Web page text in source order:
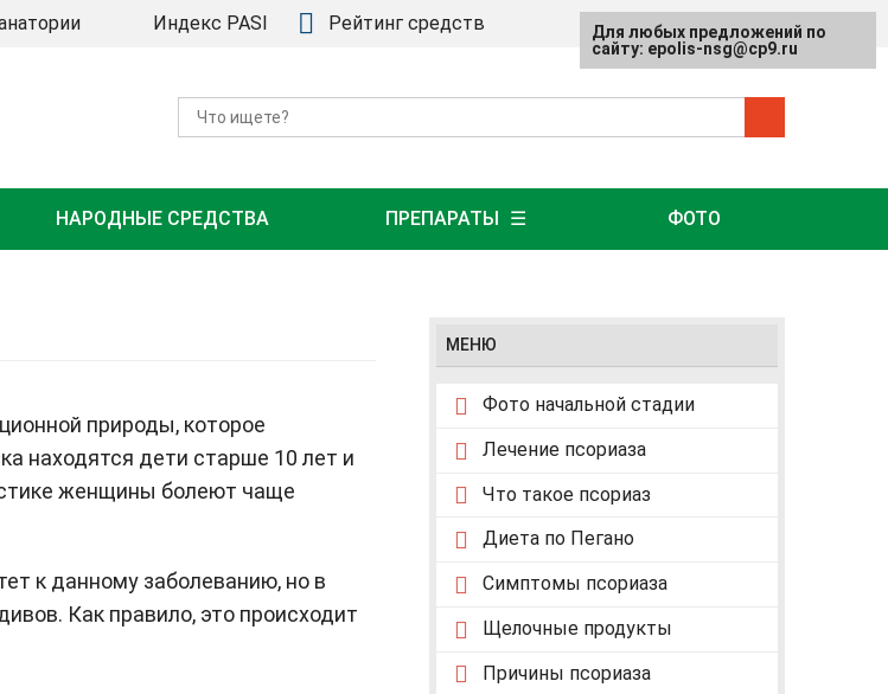
Индекс PASI Рейтинг средств
НАРОДНЫЕ СРЕДСТВА ПРЕПАРАТЫ ФОТО
природы, которое
находятся дети старше 10 лет и
женщины болеют чаще
к данному заболеванию, но в
Как правило, это происходит
МЕНЮ
Фото начальной стадии
Лечение псориаза
Что такое псориаз
Диета по Пегано
Симптомы псориаза
Щелочные продукты
Причины псориаза
Для любых предложений по
сайту: epolis-nsg@cp9.ru